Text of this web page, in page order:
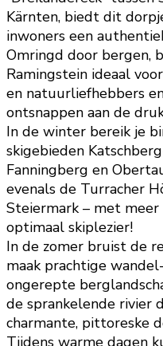
Kärnten, biedt dit
inwoners een
Omringd door bergen,
Ramingstein ideaal
en natuurliefhebbers
ontsnappen aan de
In de winter bereik je
skigebieden
Fanningberg en
evenals de Turracher
Steiermark – met
optimaal skiplezier!
In de zomer bruist de
maak prachtige
ongerepte
de sprankelende rivier
charmante, pittoreske
Tijdens warme dagen